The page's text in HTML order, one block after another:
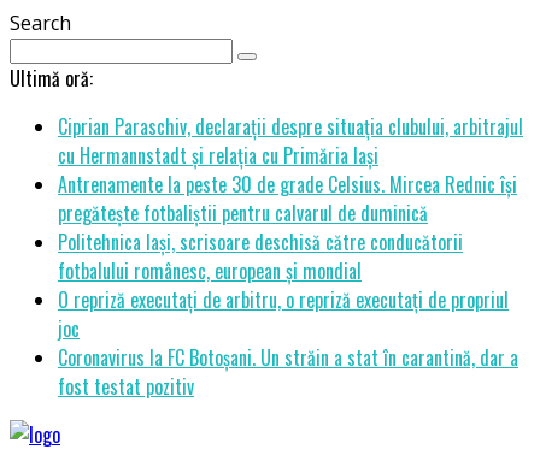
Search
Ultimă oră:
Ciprian Paraschiv, declarații despre situația clubului, arbitrajul
cu Hermannstadt și relația cu Primăria Iași
Antrenamente la peste 30 de grade Celsius. Mircea Rednic își
pregătește fotbaliștii pentru calvarul de duminică
Politehnica Iași, scrisoare deschisă către conducătorii
fotbalului românesc, european și mondial
O repriză executați de arbitru, o repriză executați de propriul
joc
Coronavirus la FC Botoșani. Un străin a stat în carantină, dar a
fost testat pozitiv